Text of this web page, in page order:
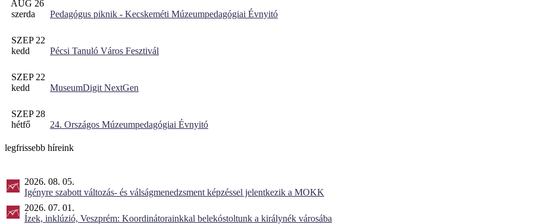
AUG 26
szerda
Pedagógus piknik - Kecskeméti Múzeumpedagógiai Évnyitó
SZEP 22
kedd
Pécsi Tanuló Város Fesztivál
SZEP 22
kedd
MuseumDigit NextGen
SZEP 28
hétfő
24. Országos Múzeumpedagógiai Évnyitó
legfrissebb híreink
2026. 08. 05.
Igényre szabott változás- és válságmenedzsment képzéssel jelentkezik a MOKK
2026. 07. 01.
Ízek, inklúzió, Veszprém: Koordinátorainkkal belekóstoltunk a királynék városába